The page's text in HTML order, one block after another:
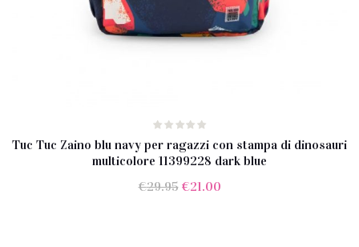
Tuc Tuc Zaino blu navy per ragazzi con stampa di dinosauri
multicolore 11399228 dark blue
€29.95 Il
€21.00Il